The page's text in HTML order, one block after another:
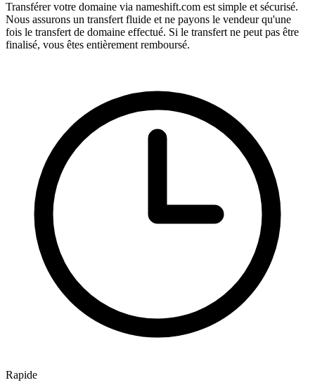
Transférer votre domaine via nameshift.com est simple et sécurisé.
Nous assurons un transfert fluide et ne payons le vendeur qu'une
fois le transfert de domaine effectué. Si le transfert ne peut pas être
finalisé, vous êtes entièrement remboursé.
Rapide